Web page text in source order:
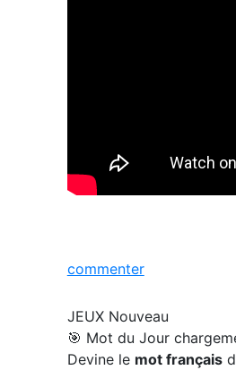
commenter
JEUX Nouveau
🎯 Mot du Jour
Devine le mot français